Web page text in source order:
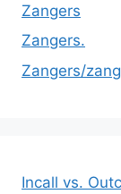
Zangers
Zangers.
Zangers/
Incall vs.